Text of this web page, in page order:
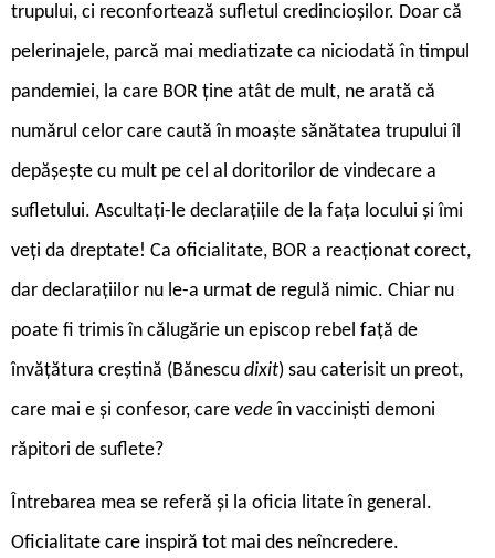
trupului, ci reconfortează sufletul credincioșilor. Doar că
pelerinajele, parcă mai mediatizate ca niciodată în timpul
pandemiei, la care BOR ține atât de mult, ne arată că
numărul celor care caută în moaște sănătatea trupului îl
depășește cu mult pe cel al doritorilor de vindecare a
sufletului. Ascultați-le declarațiile de la fața locului și îmi
veți da dreptate! Ca oficialitate, BOR a reacționat corect,
dar declarațiilor nu le-a urmat de regulă nimic. Chiar nu
poate fi trimis în călugărie un episcop rebel față de
învățătura creștină (Bănescu dixit) sau caterisit un preot,
care mai e și confesor, care vedeîn vacciniști demoni
răpitori de suflete?
ntrebarea mea se referă și la oficia litate în general.
Oficialitate care inspiră tot mai des neîncredere.